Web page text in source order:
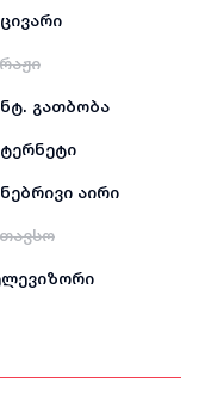
გათბობა
აირი